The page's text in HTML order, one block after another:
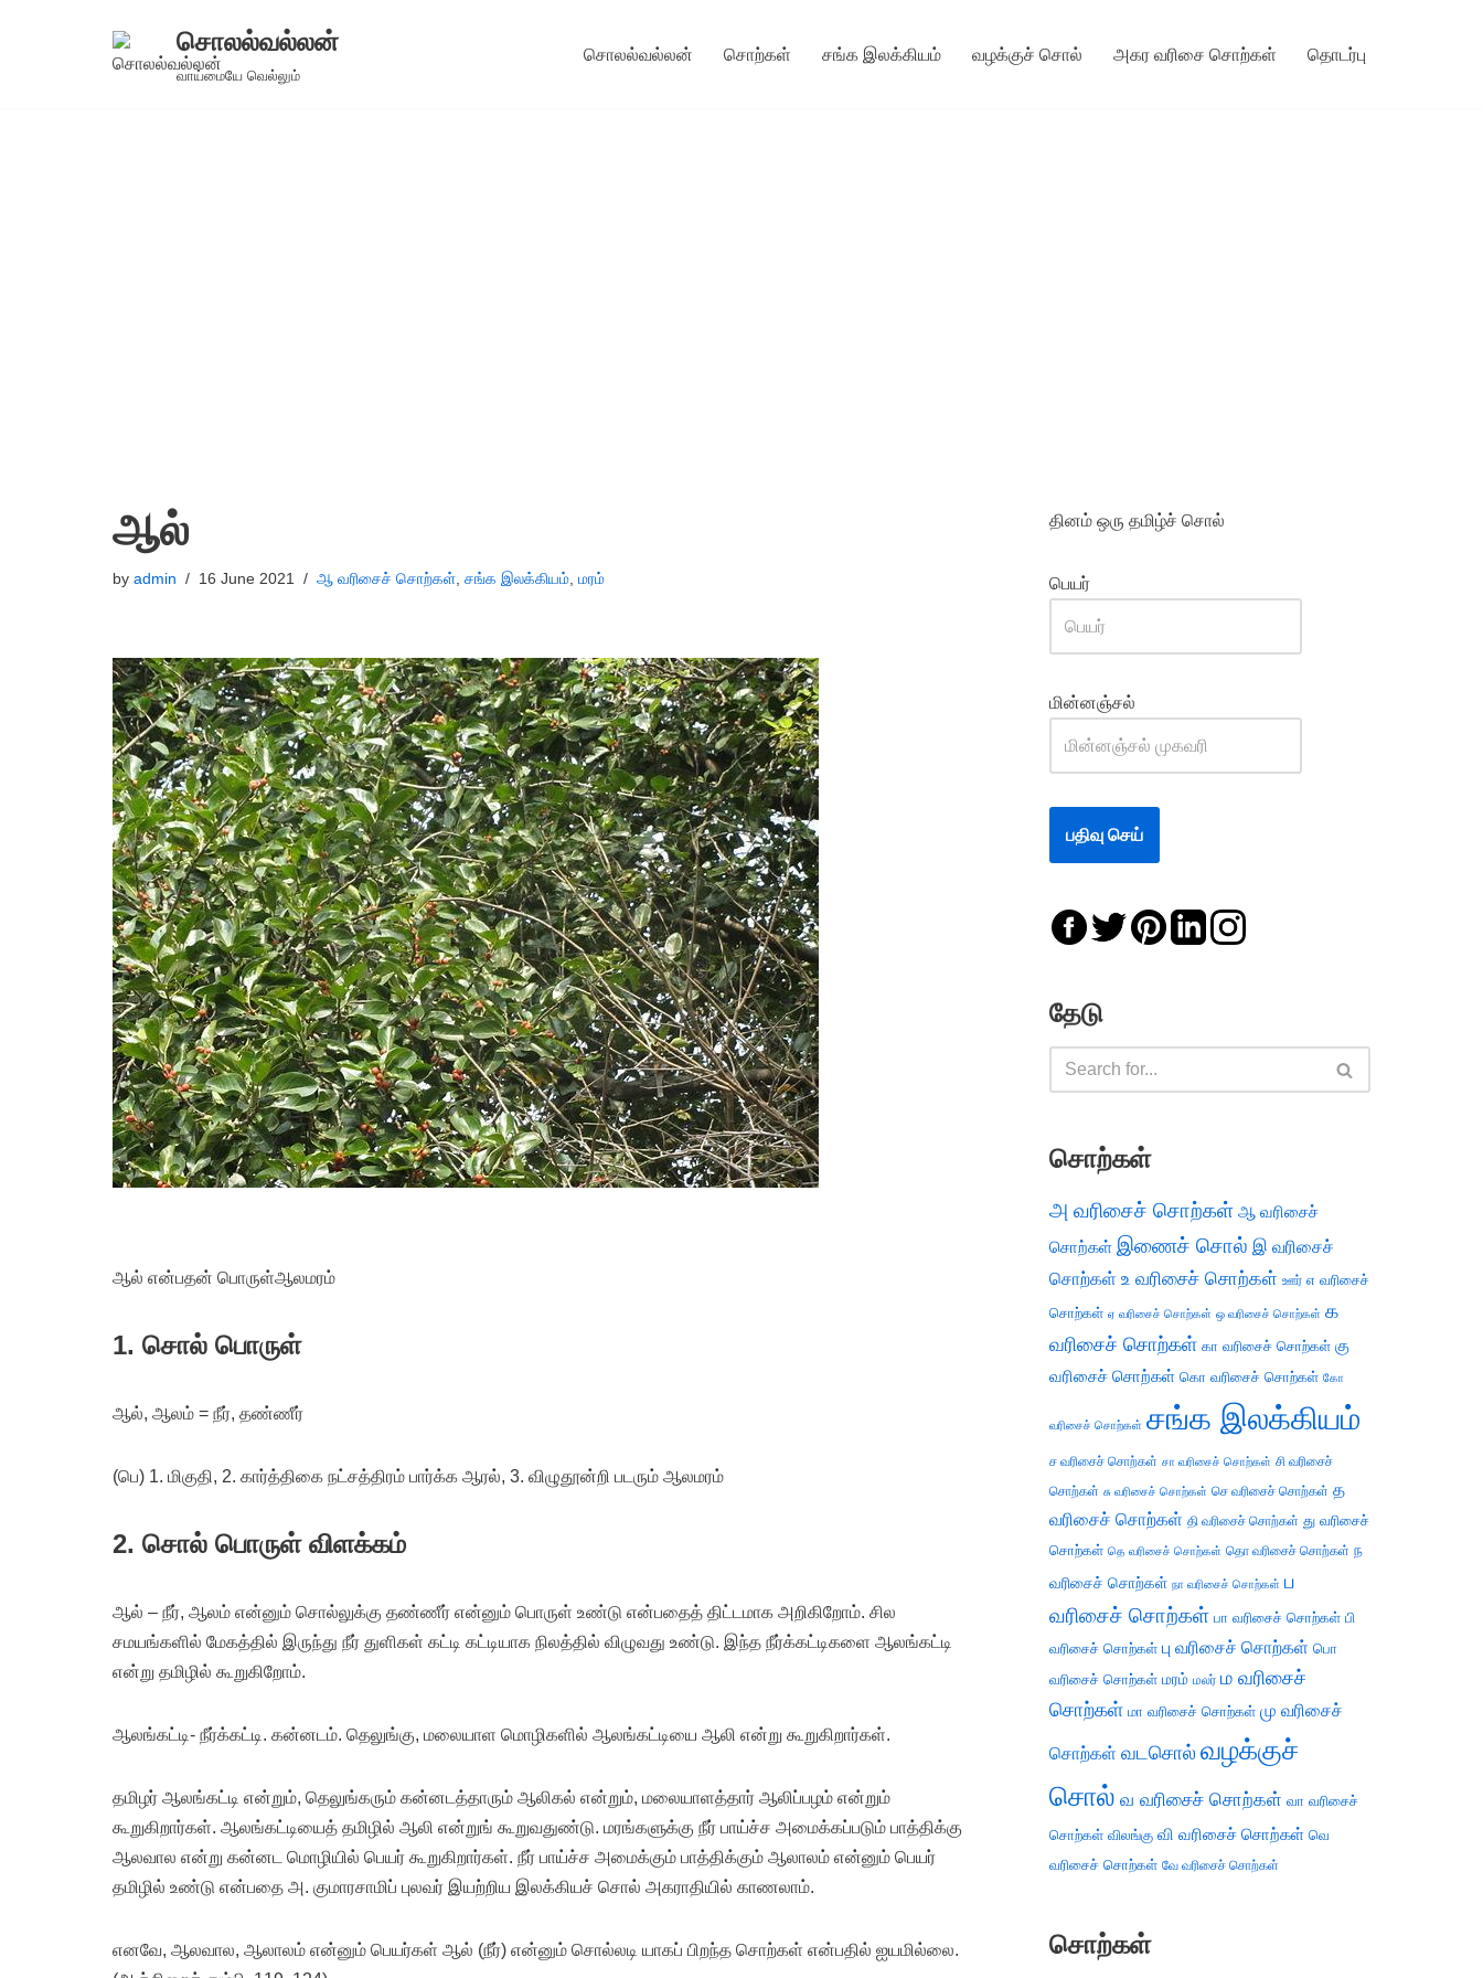
சொலல்வல்லன்
வாய்மையே வெல்லும்
சொலல்வல்லன் சொற்கள் சங்க இலக்கியம் வழக்குச் சொல் அகர வரிசை சொற்கள் தொடர்பு
ஆல்
by admin 16 June 2021 ஆ வரிசைச் சொற்கள் சங்க இலக்கியம் மரம்
ஆல் என்பதன் பொருள்ஆலமரம்
1. சொல் பொருள்
ஆல், ஆலம் = நீர், தண்ணீர்
(பெ) 1. மிகுதி, 2. கார்த்திகை நட்சத்திரம் பார்க்க ஆரல், 3. விழுதூன்றி படரும் ஆலமரம்
2. சொல் பொருள் விளக்கம்
ஆல் – நீர், ஆலம் என்னும் சொல்லுக்கு தண்ணீர் என்னும் பொருள் உண்டு என்பதைத் திட்டமாக அறிகிறோம். சில
சமயங்களில் மேகத்தில் இருந்து நீர் துளிகள் கட்டி கட்டியாக நிலத்தில் விழுவது உண்டு. இந்த நீர்க்கட்டிகளை ஆலங்கட்டி
என்று தமிழில் கூறுகிறோம்.
ஆலங்கட்டி- நீர்க்கட்டி. கன்னடம். தெலுங்கு, மலையாள மொழிகளில் ஆலங்கட்டியை ஆலி என்று கூறுகிறார்கள்.
தமிழர் ஆலங்கட்டி என்றும், தெலுங்கரும் கன்னடத்தாரும் ஆலிகல் என்றும், மலையாளத்தார் ஆலிப்பழம் என்றும்
கூறுகிறார்கள். ஆலங்கட்டியைத் தமிழில் ஆலி என்றுங் கூறுவதுண்டு. மரங்களுக்கு நீர் பாய்ச்ச அமைக்கப்படும் பாத்திக்கு
ஆலவால என்று கன்னட மொழியில் பெயர் கூறுகிறார்கள். நீர் பாய்ச்ச அமைக்கும் பாத்திக்கும் ஆலாலம் என்னும் பெயர்
தமிழில் உண்டு என்பதை அ. குமாரசாமிப் புலவர் இயற்றிய இலக்கியச் சொல் அகராதியில் காணலாம்.
எனவே, ஆலவால, ஆலாலம் என்னும் பெயர்கள் ஆல் (நீர்) என்னும் சொல்லடி யாகப் பிறந்த சொற்கள் என்பதில் ஐயமில்லை.
தினம் ஒரு தமிழ்ச் சொல்
பெயர்
மின்னஞ்சல்
தேடு
சொற்கள்
அ வரிசைச் சொற்கள் ஆ வரிசைச்
சொற்கள் இணைச் சொல் இ வரிசைச்
சொற்கள் உ வரிசைச் சொற்கள் ஊர் எ வரிசைச்
சொற்கள் ஏ வரிசைச் சொற்கள் ஒ வரிசைச் சொற்கள் க
வரிசைச் சொற்கள் கா வரிசைச் சொற்கள் கு
வரிசைச் சொற்கள் கொ வரிசைச் சொற்கள் கோ
வரிசைச் சொற்கள் சங்க இலக்கியம்
ச வரிசைச் சொற்கள் சா வரிசைச் சொற்கள் சி வரிசைச்
சொற்கள் சு வரிசைச் சொற்கள் செ வரிசைச் சொற்கள் த
வரிசைச் சொற்கள் தி வரிசைச் சொற்கள் து வரிசைச்
சொற்கள் தெ வரிசைச் சொற்கள் தொ வரிசைச் சொற்கள் ந
வரிசைச் சொற்கள் நா வரிசைச் சொற்கள் ப
வரிசைச் சொற்கள் பா வரிசைச் சொற்கள் பி
வரிசைச் சொற்கள் பு வரிசைச் சொற்கள் பொ
வரிசைச் சொற்கள் மரம் மலர் ம வரிசைச்
சொற்கள் மா வரிசைச் சொற்கள் மு வரிசைச்
சொற்கள் வடசொல் வழக்குச்
சொல் வ வரிசைச் சொற்கள் வா வரிசைச்
சொற்கள் விலங்கு வி வரிசைச் சொற்கள் வெ
வரிசைச் சொற்கள் வே வரிசைச் சொற்கள்
சொற்கள்